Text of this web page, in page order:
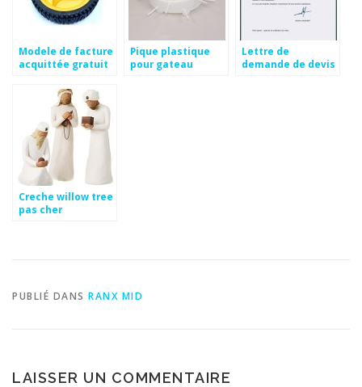
Modele de facture
acquittée gratuit
Pique plastique
pour gateau
Lettre de
demande de devis
Creche willow tree
pas cher
PUBLIÉ DANS RANX MID
LAISSER UN COMMENTAIRE